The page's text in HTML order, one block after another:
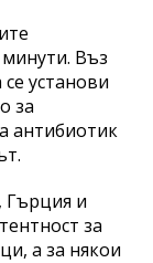
Въз
установи
за
антибиотик
Гърция и
за
а за някои